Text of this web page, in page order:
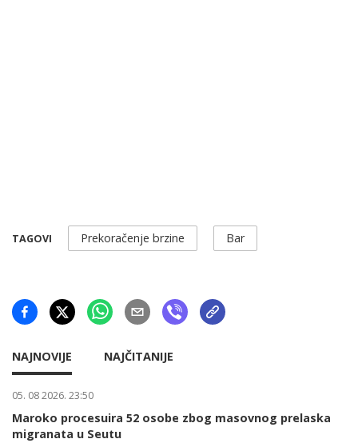
TAGOVI Prekoračenje brzine Bar
NAJNOVIJE NAJČITANIJE
05. 08 2026. 23:50
Maroko procesuira 52 osobe zbog masovnog prelaska
migranata u Seutu